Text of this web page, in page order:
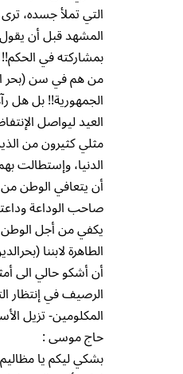
التي تملأ جسده،
المشهد قبل أن يقول
بمشاركته في الحكم!!
من هم في سن (بحر
الجمهورية!! بل هل
العيد ليواصل
مثلي كثيرون من
الدنيا، وإستطالت
أن يتعافي الوطن
صاحب الوداعة
يكفي من أجل
الطاهرة لابننا
أن أشكو حالي الى
الرصيف في إنتظار
المكلومين- تزيل
حاج موسى :
بشكي ليكم يا